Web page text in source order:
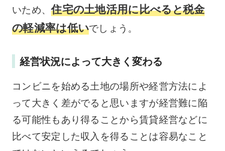
いため、住宅の土地活用に比べると税金
の軽減率は低いでしょう。
経営状況によって大きく変わる
コンビニを始める土地の場所や経営方法によ
って大きく差がでると思いますが経営難に陥
る可能性もあり得ることから賃貸経営などに
比べて安定した収入を得ることは容易なこと